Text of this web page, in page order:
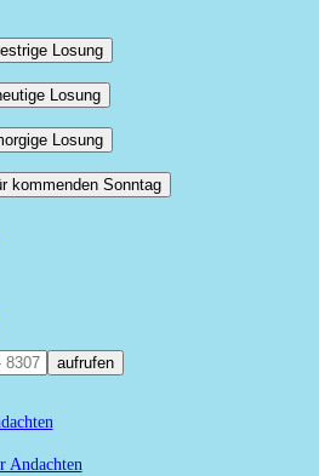
Losung
Losung
Losung
kommenden Sonntag
aufrufen
Andachten